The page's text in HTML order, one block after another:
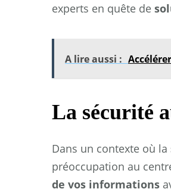
experts en quête de
A lire aussi :
La sécurité
Dans un contexte où la
préoccupation au
de vos informations